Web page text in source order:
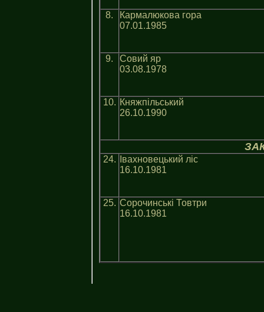
8.
Кармалюкова гора
07.01.1985
9.
Совий яр
03.08.1978
10. Княжпільський
26.10.1990
24.
Івахновецький ліс
16.10.1981
25. Сорочинські Товтри
16.10.1981